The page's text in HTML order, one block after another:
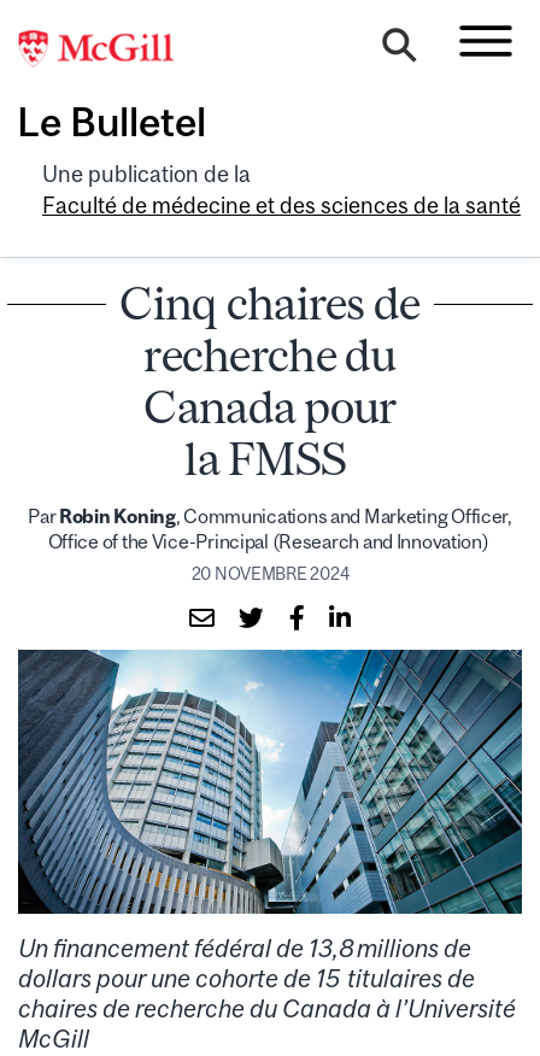
Le Bulletel
Une publication de la
Faculté de médecine et des sciences de la santé
Cinq chaires de
recherche du
Canada pour
la FMSS
ParRobin Koning, Communications and Marketing Officer,
Office of the Vice-Principal (Research and Innovation)
20 NOVEMBRE 2024
Un financement fédéral de 13,8 millions de
dollars pour une cohorte de 15 titulaires de
chaires de recherche du Canada à l’Université
McGill